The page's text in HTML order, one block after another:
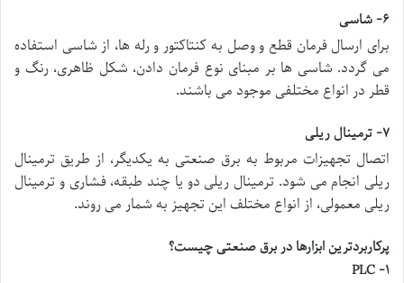
۶- شاسی
برای ارسال فرمان قطع و وصل به کنتاکتور و رله ها، از شاسی استفاده
می گردد. شاسی ها بر مبنای نوع فرمان دادن، شکل ظاهری، رنگ و
قطر در انواع مختلفی موجود می باشند.
۷- ترمینال ریلی
اتصال تجهیزات مربوط به برق صنعتی به یکدیگر، از طریق ترمینال
ریلی انجام می شود. ترمینال ریلی دو یا چند طبقه، فشاری و ترمینال
ریلی معمولی، از انواع مختلف این تجهیز به شمار می روند.
پرکاربردترین ابزارها در برق صنعتی چیست؟
۱- PLC